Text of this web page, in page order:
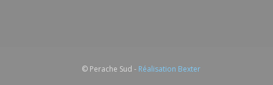
© Perache Sud - Réalisation Bexter